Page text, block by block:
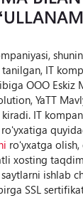
IT
OOO Eskiz
YaTT
IT
roʻyxatga
xosting
ishlab
SSL